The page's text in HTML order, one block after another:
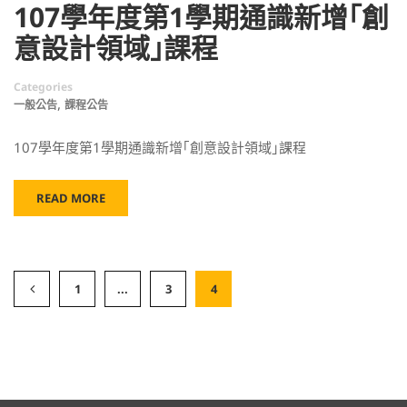
107學年度第1學期通識新增｢創
意設計領域｣課程
Categories
一般公告, 課程公告
107學年度第1學期通識新增｢創意設計領域｣課程
READ MORE
1 ... 3 4